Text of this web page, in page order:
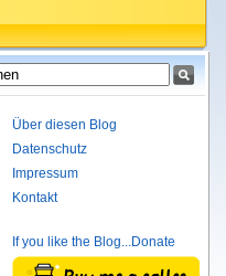
Über diesen Blog
Datenschutz
Impressum
Kontakt
If you like the Blog...Donate